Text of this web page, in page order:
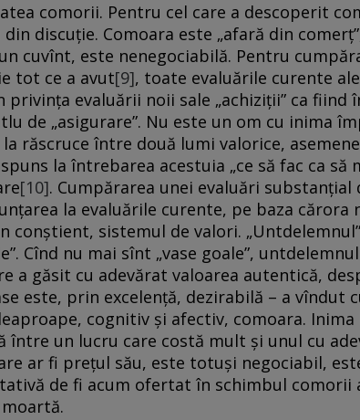
comorii. Pentru cel care a descoperit
discuție. Comoara este „afară din
cuvînt, este nenegociabilă. Pentru
tot ce a avut[9], toate evaluările curente
evaluării noii sale „achiziții” ca fiind
de „asigurare”. Nu este un om cu inima
răscruce între două lumi valorice,
la întrebarea acestuia „ce să fac ca să
[10]. Cumpărarea unei evaluări
la evaluările curente, pe baza cărora
conștient, sistemul de valori.
Cînd nu mai sînt „vase goale”,
a găsit cu adevărat valoarea autentică,
este, prin excelență, dezirabilă – a vîndut
cognitiv și afectiv, comoara.
între un lucru care costă mult și unul cu
ar fi prețul său, este totuși negociabil,
de fi acum ofertat în schimbul comorii